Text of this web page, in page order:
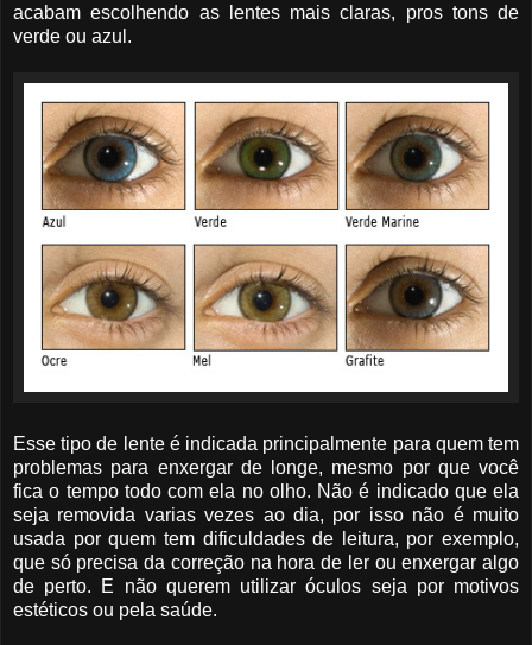
acabam escolhendo as lentes mais claras, pros tons de
verde ou azul.
Esse tipo de lente é indicada principalmente para quem tem
problemas para enxergar de longe, mesmo por que você
fica o tempo todo com ela no olho. Não é indicado que ela
seja removida varias vezes ao dia, por isso não é muito
usada por quem tem dificuldades de leitura, por exemplo,
que só precisa da correção na hora de ler ou enxergar algo
de perto. E não querem utilizar óculos seja por motivos
estéticos ou pela saúde.